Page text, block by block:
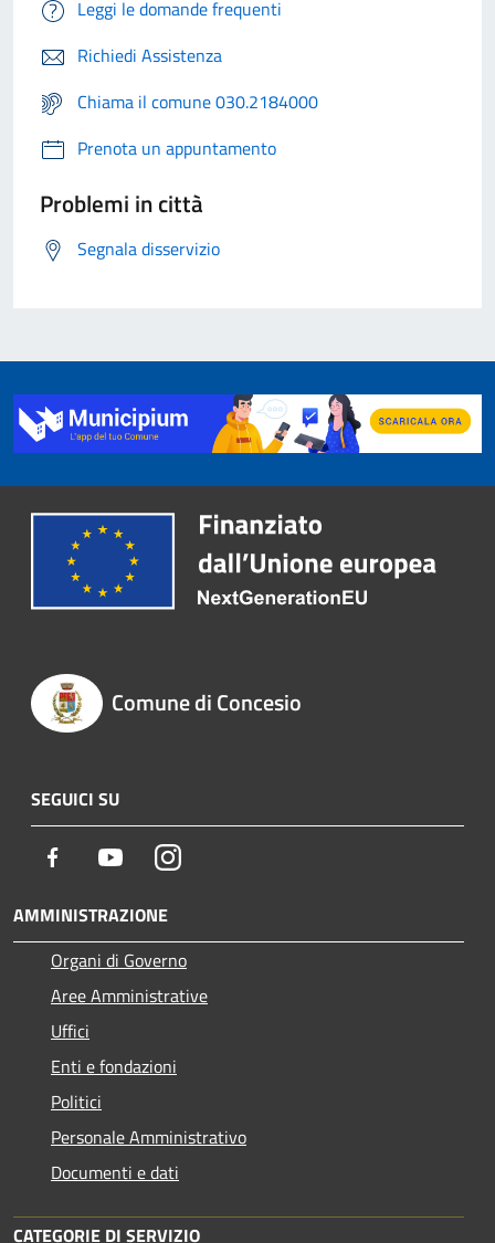
Leggi le domande frequenti
Richiedi Assistenza
Chiama il comune 030.2184000
Prenota un appuntamento
Problemi in città
Segnala disservizio
Comune di Concesio
SEGUICI SU
Facebook YoutubeInstagram
AMMINISTRAZIONE
Organi di Governo
Aree Amministrative
Uffici
Enti e fondazioni
Politici
Personale Amministrativo
Documenti e dati
CATEGORIE DI SERVIZIO